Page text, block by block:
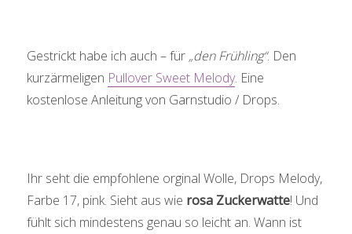
Gestrickt habe ich auch – für „den Frühling“. Den
kurzärmeligen Pullover Sweet Melody. Eine
kostenlose Anleitung von Garnstudio / Drops.
Ihr seht die empfohlene orginal Wolle, Drops Melody,
Farbe 17, pink. Sieht aus wie rosa Zuckerwatte! Und
fühlt sich mindestens genau so leicht an. Wann ist